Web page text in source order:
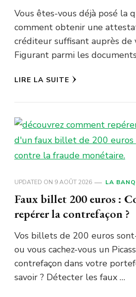
Vous êtes-vous déjà posé la
comment obtenir une
créditeur suffisant auprès de
Figurant parmi les
LIRE LA SUITE
UPDATED ON 9 AOÛT 2026 LA
Faux billet 200 euros :
repérer la contrefaçon ?
Vos billets de 200 euros
ou vous cachez-vous un
contrefaçon dans votre
savoir ? Détecter les faux …